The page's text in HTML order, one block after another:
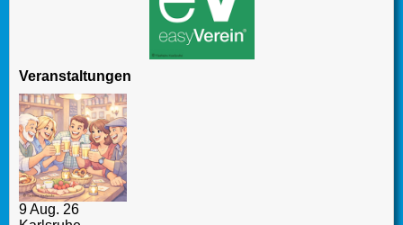
Veranstaltungen
9 Aug. 26